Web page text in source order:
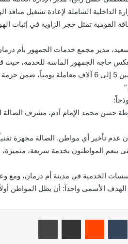
الشاملة لإعادة تشغيل منافذ
القومية تمثل حجر الزاوية في إثبات
مدير مجمع خدمات الجمهور بأم
حاجة الجمهور الماسة للخدمة، حيث
​”تتراوح المعاملات داخل المجمع ما بين 5 إلى 6
حسن محمد الإمام آدم، مشرف الصالة
تأخير أي مواطن. الصالة مجهزة تقنياً
ينعم المواطنون بخدمة سريعة، متميزة،
الخدمية في مدينة أم درمان، ومع
الأسمى واحداً: أن يظل المواطن أولاً
لينكدإن